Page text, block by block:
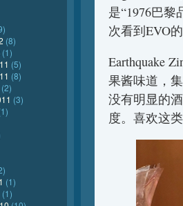
是“1976巴
次看到EVO
Earthquake
果酱味道，
没有明显的
度。喜欢这
(8)
(1)
(5)
(8)
(2)
(3)
(1)
(1)